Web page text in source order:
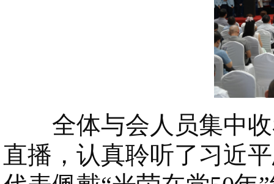
全体与会人员集中收
直播，认真聆听了习近